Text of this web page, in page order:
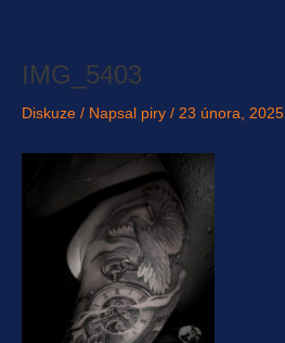
IMG_5403
Diskuze / Napsal piry / 23 února, 2025